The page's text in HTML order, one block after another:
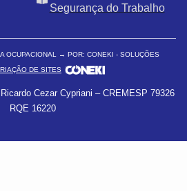
Segurança do Trabalho
OCUPACIONAL → POR: CONEKI - SOLUÇÕES
DE SITES
Cezar Cypriani – CREMESP 79326
RQE 16220